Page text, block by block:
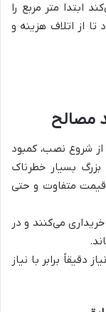
ابتدا متر مربع را
از اتلاف هزینه و
مصالح
شروع نصب، کمبود
بسیار خطرناک
قیمت متفاوت و حتی
می‌کنند و در
دقیقاً برابر با نیاز